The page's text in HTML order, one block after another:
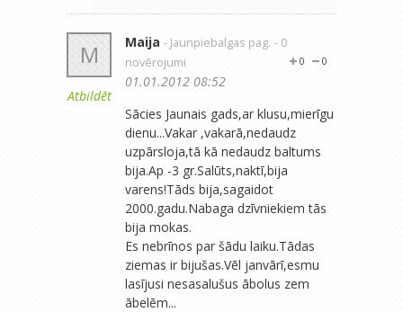
M
Atbildēt
Maija - Jaunpiebalgas pag. - 0
novērojumi
0
0
01.01.2012 08:52
Sācies Jaunais gads,ar klusu,mierīgu
dienu...Vakar ,vakarā,nedaudz
uzpārsloja,tā kā nedaudz baltums
bija.Ap -3 gr.Salūts,naktī,bija
varens!Tāds bija,sagaidot
2000.gadu.Nabaga dzīvniekiem tās
bija mokas.
Es nebrīnos par šādu laiku.Tādas
ziemas ir bijušas.Vēl janvārī,esmu
lasījusi nesasalušus ābolus zem
ābelēm...